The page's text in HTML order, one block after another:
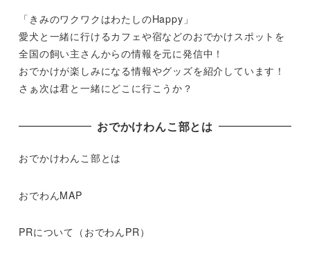
「きみのワクワクはわたしのHappy」
愛犬と一緒に行けるカフェや宿などのおでかけスポットを
全国の飼い主さんからの情報を元に発信中！
おでかけが楽しみになる情報やグッズを紹介しています！
さぁ次は君と一緒にどこに行こうか？
おでかけわんこ部とは
おでかけわんこ部とは
おでわんMAP
PRについて（おでわんPR）